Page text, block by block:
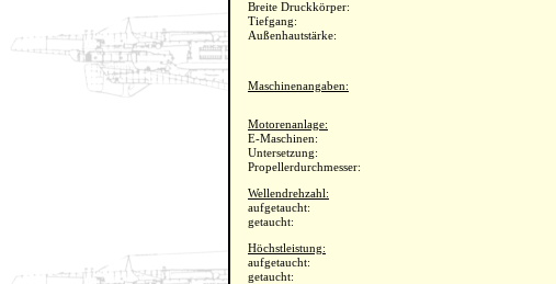
Breite Druckkörper:
Tiefgang:
Außenhautstärke:
Maschinenangaben:
Motorenanlage:
E-Maschinen:
Untersetzung:
Propellerdurchmesser:
Wellendrehzahl:
aufgetaucht:
getaucht:
Höchstleistung:
aufgetaucht:
getaucht: